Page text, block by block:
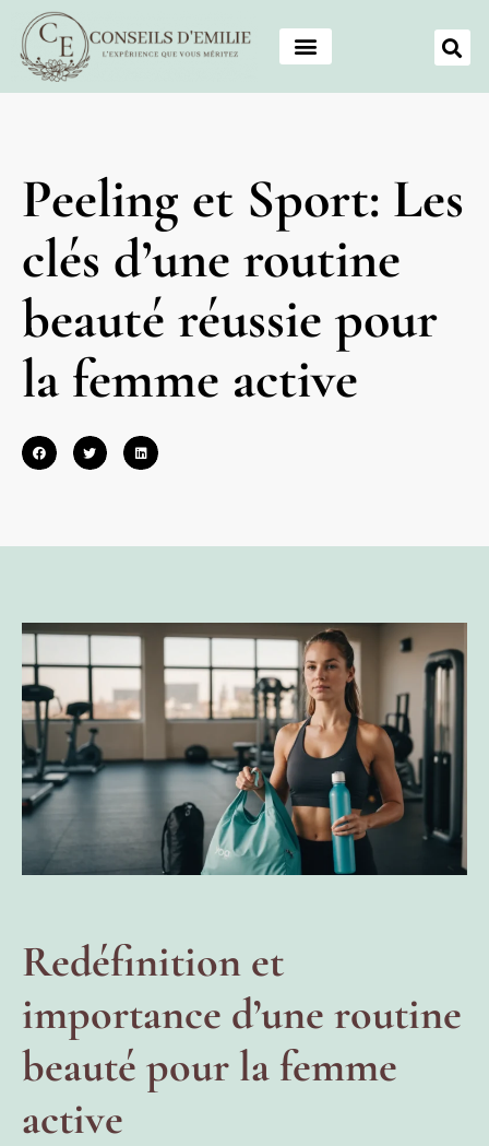
Peeling et Sport: Les
clés d’une routine
beauté réussie pour
la femme active
Redéfinition et
importance d’une routine
beauté pour la femme
active